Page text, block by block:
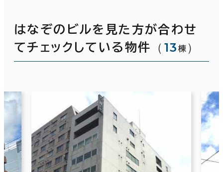
はなぞのビルを見た方が合わせ
てチェックしている物件
（ 13 棟 ）